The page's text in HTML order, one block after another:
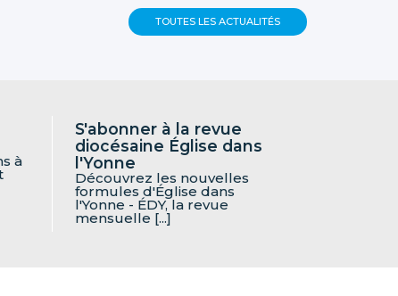
TOUTES LES ACTUALITÉS
à
S'abonner à la revue
diocésaine Église dans
l'Yonne
Découvrez les nouvelles
formules d'Église dans
l'Yonne - ÉDY, la revue
mensuelle [...]